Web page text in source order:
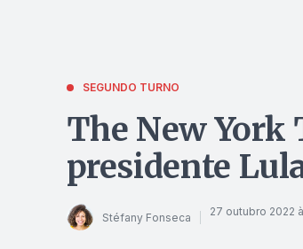
SEGUNDO TURNO
The New York
presidente
Stéfany Fonseca 27 outubro 2022